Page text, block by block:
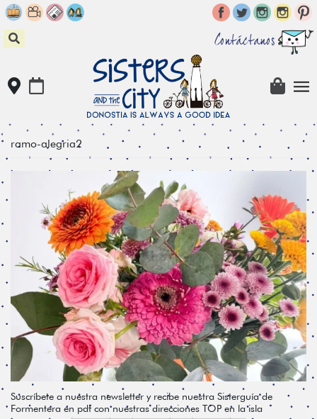
Skip
to
content
Contáctanos
ramo-alegria2
Suscríbete a nuestra newsletter y recibe nuestra Sisterguía de
Formentera en pdf con nuestras direcciones TOP en la isla